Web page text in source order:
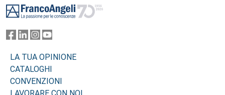
LA TUA OPINIONE
CATALOGHI
CONVENZIONI